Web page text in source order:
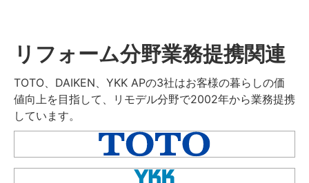
リフォーム分野業務提携関連
TOTO、DAIKEN、YKK APの3社はお客様の暮らしの価
値向上を目指して、リモデル分野で2002年から業務提携
しています。